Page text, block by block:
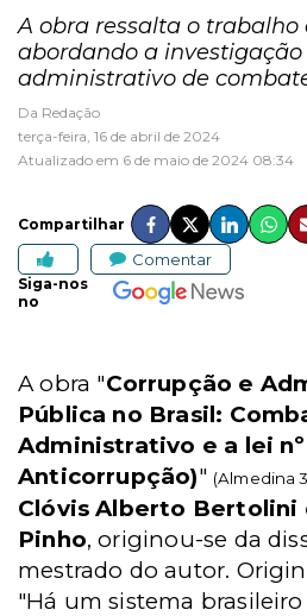
A obra ressalta o trabalho
abordando a
administrativo de
Da Redação
terça-feira, 16 de abril de 2024
Atualizado em 6 de maio de 2024 08:34
Compartilhar
Comentar
Siga-nos
no
A obra "Corrupção e
Pública no Brasil:
Administrativo e a lei
Anticorrupção)" (Almedina
Clóvis Alberto Bertolini
Pinho, originou-se da
mestrado do autor.
"Há um sistema